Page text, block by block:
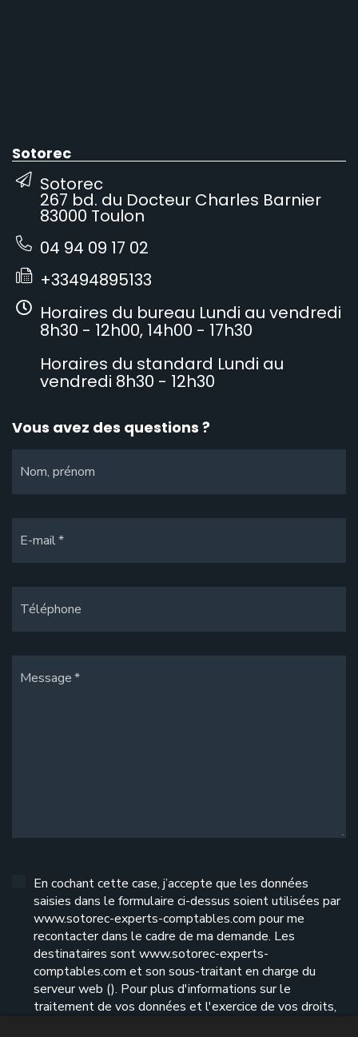
Sotorec
Sotorec
267 bd. du Docteur Charles Barnier
83000 Toulon
04 94 09 17 02
+33494895133
Horaires du bureau Lundi au vendredi
8h30 - 12h00, 14h00 - 17h30
Horaires du standard Lundi au
vendredi 8h30 - 12h30
Vous avez des questions ?
Nom, prénom
E-mail
Téléphone
Message
En cochant cette case, j’accepte que les données
saisies dans le formulaire ci-dessus soient utilisées par
www.sotorec-experts-comptables.com pour me
recontacter dans le cadre de ma demande. Les
destinataires sont www.sotorec-experts-
comptables.com et son sous-traitant en charge du
serveur web (). Pour plus d'informations sur le
traitement de vos données et l'exercice de vos droits,